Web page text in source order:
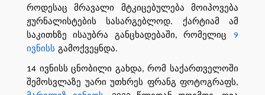
როდესაც მრავალი მტკიცებულება მოიპოვება
ჟურნალისტების სასარგებლოდ. ქარტიამ ამ
საკითხზე ისაუბრა განცხადებაში, რომელიც
9
ივნისს გამოქვეყნდა.
14 ივნისს ცნობილი გახდა, რომ საქართველოში
შემოსვლაზე უარი უთხრეს ფრანგ ფოტოგრაფს,